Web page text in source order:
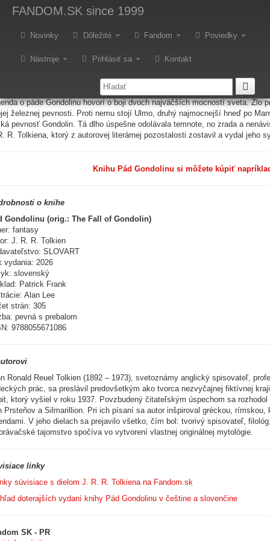
FANDOM.SK since 1999
Novinky Dôležité Fandom Poviedky
Nástroje Prihlásiť sa Kontakt
- J. R. R.
dňoch prvý raz vyšiel v slovenčine samostatný príbeh zo sveta
o páde Gondolinu hovorí o boji dvoch najväčších mocností sveta.
železnej pevnosti. Proti nemu stojí Ulmo, druhý najmocnejší hneď po
pevnosť Gondolin. Tá dlho úspešne odolávala temnote, no zrada a
R. Tolkiena, ktorý z autorovej literárnej pozostalosti zostavil a vydal jeho
Knihu Pád Gondolinu si môžete kúpiť
o knihe
Gondolinu (orig.: The Fall of Gondolin)
fantasy
J. R. R. Tolkien
SLOVART
vydania: 2026
slovenský
Patrick Frank
Alan Lee
strán: 305
pevná s prebalom
9788055671086
Ronald Reuel Tolkien (1892 – 1973), svetoznámy anglický spisovateľ,
prác, sa preslávil predovšetkým ako tvorca nezvyčajnej fiktívnej
ktorý vyšiel v roku 1937. Povzbudený čitateľským úspechom sa
Prsteňov a Silmarillion. Pri ich písaní sa autor inšpiroval gréckou,
V jeho dielach sa prejavilo všetko, čím bol: tvorivý spisovateľ,
tajomstvo spočíva vo vytvorení vlastnej originálnej mytológie.
linky
súvisiace s dielom J. R. R. Tolkiena na Fandom.sk
doterajších vydaní knihy Pád Gondolinu v češtine a slovenčine
SK - PR